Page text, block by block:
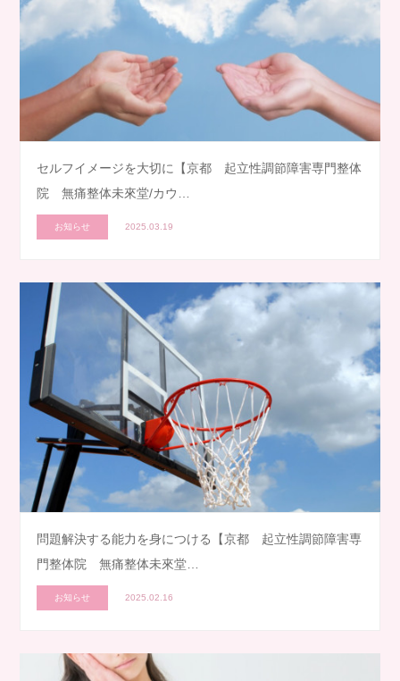
セルフイメージを大切に【京都 起立性調節障害専門整体
院 無痛整体未來堂/カウ…
お知らせ 2025.03.19
問題解決する能力を身につける【京都 起立性調節障害専
門整体院 無痛整体未來堂…
お知らせ 2025.02.16